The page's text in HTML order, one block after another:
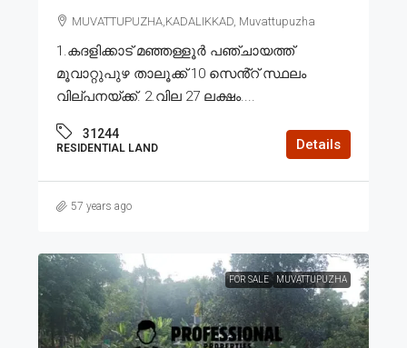
MUVATTUPUZHA,KADALIKKAD, Muvattupuzha
1.കദളിക്കാട് മഞ്ഞള്ളൂർ പഞ്ചായത്ത്
മൂവാറ്റുപുഴ താലൂക്ക് 10 സെൻ്റ് സ്ഥലം
വില്പനയ്ക്ക്. 2.വില 27 ലക്ഷം....
31244
RESIDENTIAL LAND Details
57 years ago
FOR SALE MUVATTUPUZHA